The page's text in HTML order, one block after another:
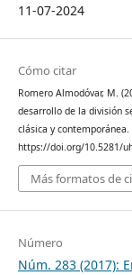
11-07-2024
Cómo citar
Romero Almodóvar, M.
desarrollo de la división
clásica y contemporánea.
https://doi.org/10.5281/
Más formatos de
Número
Núm. 283 (2017):